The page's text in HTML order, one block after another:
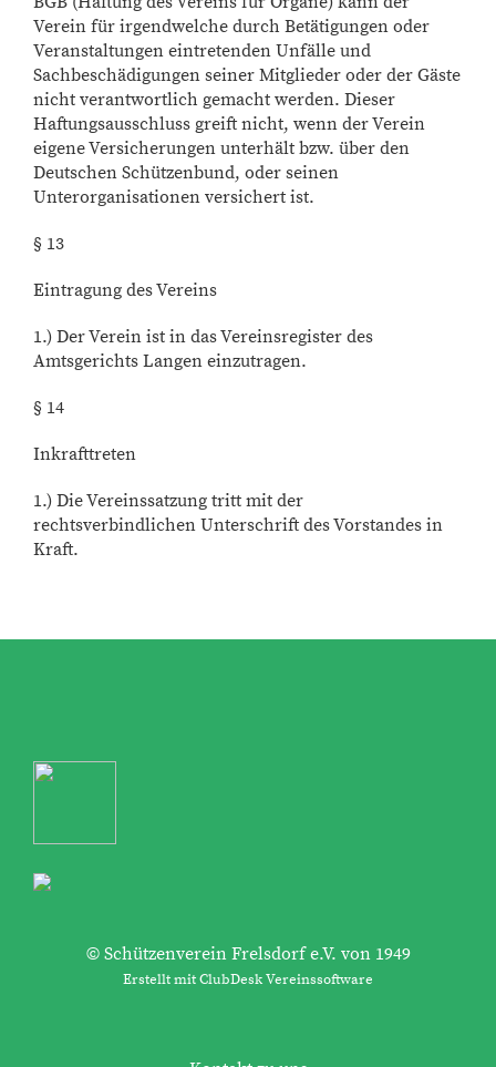
Verein für irgendwelche durch Betätigungen oder
Veranstaltungen eintretenden Unfälle und
Sachbeschädigungen seiner Mitglieder oder der Gäste
nicht verantwortlich gemacht werden. Dieser
Haftungsausschluss greift nicht, wenn der Verein
eigene Versicherungen unterhält bzw. über den
Deutschen Schützenbund, oder seinen
Unterorganisationen versichert ist.
§ 13
Eintragung des Vereins
1.) Der Verein ist in das Vereinsregister des
Amtsgerichts Langen einzutragen.
§ 14
Inkrafttreten
1.) Die Vereinssatzung tritt mit der
rechtsverbindlichen Unterschrift des Vorstandes in
Kraft.
© Schützenverein Frelsdorf e.V. von 1949
Erstellt mit ClubDesk Vereinssoftware